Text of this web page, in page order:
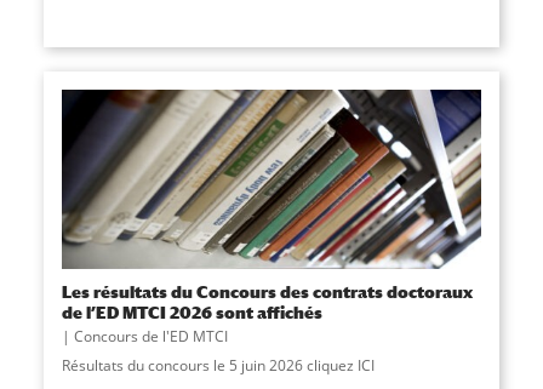
Les résultats du Concours des contrats doctoraux
de l’ED MTCI 2026 sont affichés
Concours de l'ED MTCI
Résultats du concours le 5 juin 2026 cliquez ICI